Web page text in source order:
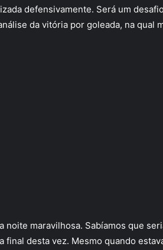
defensivamente. Será um
da vitória por goleada, na qual
noite maravilhosa. Sabíamos que
final desta vez. Mesmo quando